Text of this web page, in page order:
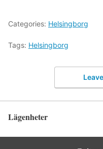
Categories: Helsingborg
Tags: Helsingborg
Lägenheter